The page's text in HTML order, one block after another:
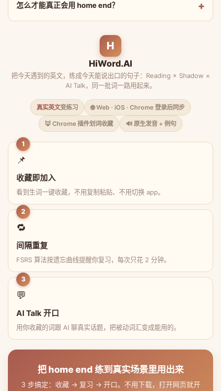
怎么才能真正会用 home end？
H
HiWord.AI
把今天遇到的英文，练成今天能说出口的句子：Reading × Shadow ×
AI Talk，同一批词一路用起来。
真实英文变练习 🌐 Web · iOS · Chrome 登录后同步
🦊 Chrome 插件划词收藏 🔊 原生发音 + 例句
1
📌
收藏即加入
看到生词一键收藏，不用复制粘贴、不用切换 app。
2
🔁
间隔重复
FSRS 算法按遗忘曲线提醒你复习，每次只花 2 分钟。
3
💬
AI Talk 开口
用你收藏的词跟 AI 聊真实话题，把被动词汇变成能用的。
把 home end 练到真实场景里用出来
3 步搞定：收藏 → 复习 → 开口。不用下载，打开网页就开